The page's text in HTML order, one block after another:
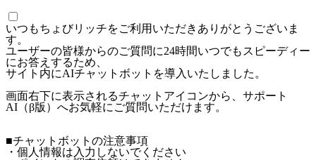
いつもちょびリッチをご利用いただきありがとうございま
す。
ユーザーの皆様からのご質問に24時間いつでもスピーディー
にお答えするため、
サイト内にAIチャットボットを導入いたしました。
画面右下に表示されるチャットアイコンから、サポート
AI（β版）へお気軽にご質問いただけます。
■チャットボットの注意事項
・個人情報は入力しないでください